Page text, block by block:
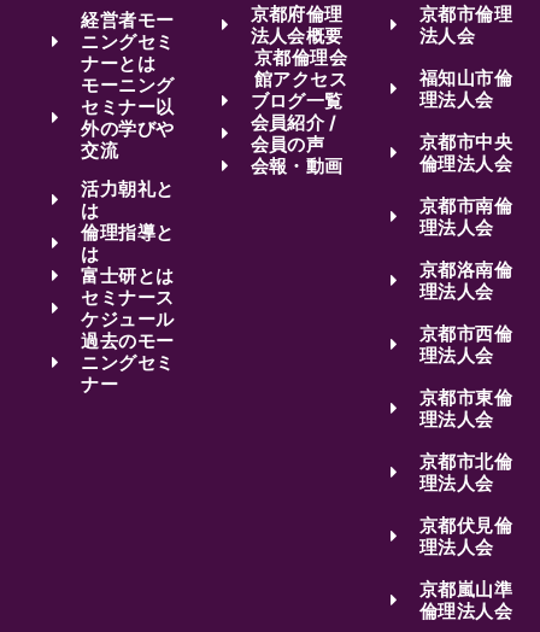
経営者モー
ニングセミ
ナーとは
モーニング
セミナー以
外の学びや
交流
活力朝礼と
は
倫理指導と
は
富士研とは
セミナース
ケジュール
過去のモー
ニングセミ
ナー
京都府倫理
法人会概要
京都倫理会
館アクセス
ブログ一覧
会員紹介 /
会員の声
会報・動画
京都市倫理
法人会
福知山市倫
理法人会
京都市中央
倫理法人会
京都市南倫
理法人会
京都洛南倫
理法人会
京都市西倫
理法人会
京都市東倫
理法人会
京都市北倫
理法人会
京都伏見倫
理法人会
京都嵐山準
倫理法人会